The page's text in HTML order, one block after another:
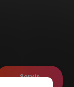
Servis